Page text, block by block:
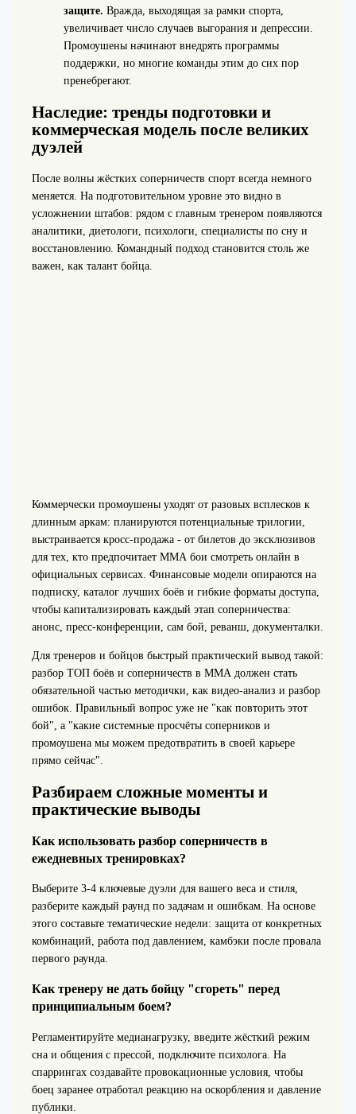
защите. Вражда, выходящая за рамки спорта,
увеличивает число случаев выгорания и депрессии.
Промоушены начинают внедрять программы
поддержки, но многие команды этим до сих пор
пренебрегают.
Наследие: тренды подготовки и
коммерческая модель после великих
дуэлей
После волны жёстких соперничеств спорт всегда немного
меняется. На подготовительном уровне это видно в
усложнении штабов: рядом с главным тренером появляются
аналитики, диетологи, психологи, специалисты по сну и
восстановлению. Командный подход становится столь же
важен, как талант бойца.
Коммерчески промоушены уходят от разовых всплесков к
длинным аркам: планируются потенциальные трилогии,
выстраивается кросс-продажа - от билетов до эксклюзивов
для тех, кто предпочитает ММА бои смотреть онлайн в
официальных сервисах. Финансовые модели опираются на
подписку, каталог лучших боёв и гибкие форматы доступа,
чтобы капитализировать каждый этап соперничества:
анонс, пресс-конференции, сам бой, реванш, документалки.
Для тренеров и бойцов быстрый практический вывод такой:
разбор ТОП боёв и соперничеств в ММА должен стать
обязательной частью методички, как видео-анализ и разбор
ошибок. Правильный вопрос уже не "как повторить этот
бой", а "какие системные просчёты соперников и
промоушена мы можем предотвратить в своей карьере
прямо сейчас".
Разбираем сложные моменты и
практические выводы
Как использовать разбор соперничеств в
ежедневных тренировках?
Выберите 3-4 ключевые дуэли для вашего веса и стиля,
разберите каждый раунд по задачам и ошибкам. На основе
этого составьте тематические недели: защита от конкретных
комбинаций, работа под давлением, камбэки после провала
первого раунда.
Как тренеру не дать бойцу "сгореть" перед
принципиальным боем?
Регламентируйте медианагрузку, введите жёсткий режим
сна и общения с прессой, подключите психолога. На
спаррингах создавайте провокационные условия, чтобы
боец заранее отработал реакцию на оскорбления и давление
публики.